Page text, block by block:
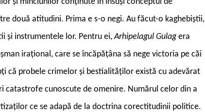
două atitudini. Prima e s-o negi. Au făcut-o kaghebiștii,
și instrumentele lor. Pentru ei,Arhipelagul Gulag era
irațional, care se încăpățâna să nege victoria pe căi
că probele crimelor și bestialităților există cu adevărat
catastrofe cunoscute de omenire. Numărul celor din a
ce se adapă de la doctrina corectitudinii politice.